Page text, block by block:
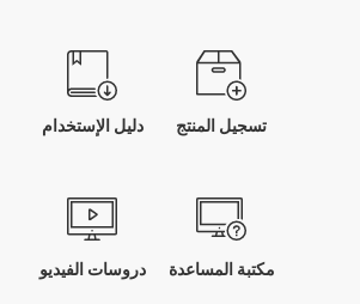
تسجيل المنتج دليل الإستخدام
مكتبة المساعدة دروسات الفيديو